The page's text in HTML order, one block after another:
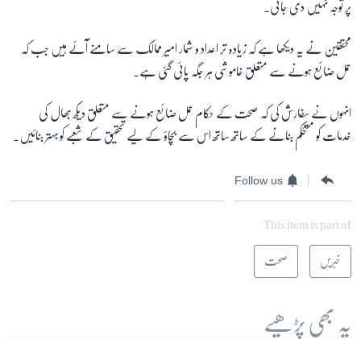
پر توجہ نہیں دی جاتی۔
محققین نے یہ دیکھا ہے کہ زیادہ تر اعداد و شمار امیر ممالک سے سامنے آئے ہیں جب کہ
حمل ضائع ہونے سے متعلق خاموشی ہر جگہ پائی گئی ہے۔
انہوں نے سفارش کی کہ صحت کے حکام حمل ضائع ہونے سے متعلق دیکھ بھال کی
خدمات کو مستحکم بنانے کے ساتھ ساتھ اس سے بچاؤ کے لیے تحقیق کے شعبے کو بہتر بنائیں۔
Follow us
This item is part of
خبریں صحت
یہ بھی پڑھیے